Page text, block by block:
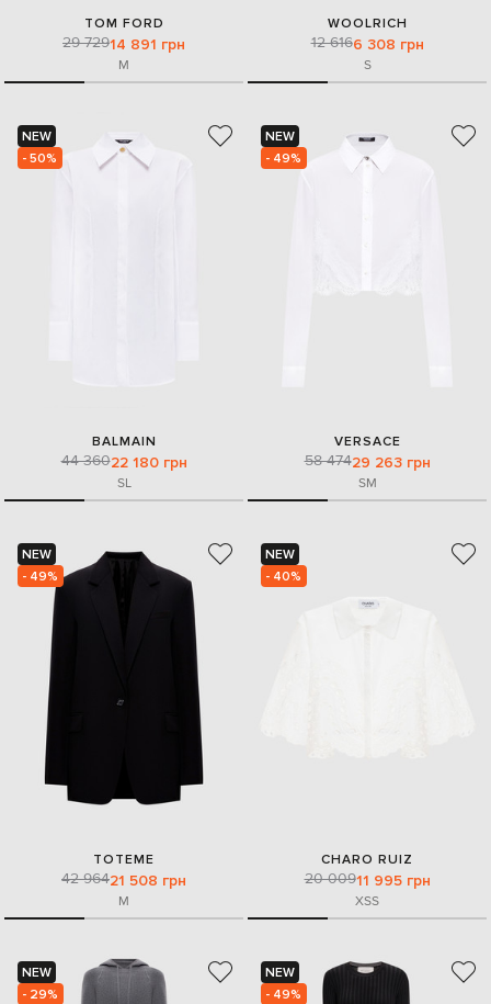
TOM FORD
29 72914 891 грн
M
WOOLRICH
12 6166 308 грн
S
NEW
- 50%
BALMAIN
44 36022 180 грн
SL
NEW
- 49%
VERSACE
58 47429 263 грн
SM
NEW
- 49%
TOTEME
42 96421 508 грн
M
NEW
- 40%
CHARO RUIZ
20 00911 995 грн
XSS
NEW
- 29%
NEW
- 49%